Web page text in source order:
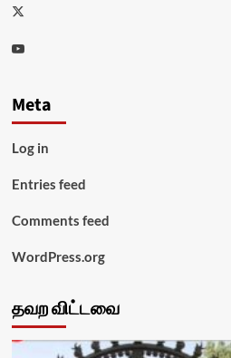
Twitter
Youtube
Meta
Log in
Entries feed
Comments feed
WordPress.org
தவற விட்டவை